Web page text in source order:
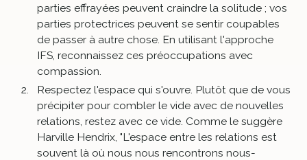
parties effrayées peuvent craindre la solitude ; vos
parties protectrices peuvent se sentir coupables
de passer à autre chose. En utilisant l'approche
IFS, reconnaissez ces préoccupations avec
compassion.
Respectez l'espace qui s'ouvre. Plutôt que de vous
précipiter pour combler le vide avec de nouvelles
relations, restez avec ce vide. Comme le suggère
Harville Hendrix, "L'espace entre les relations est
souvent là où nous nous rencontrons nous-